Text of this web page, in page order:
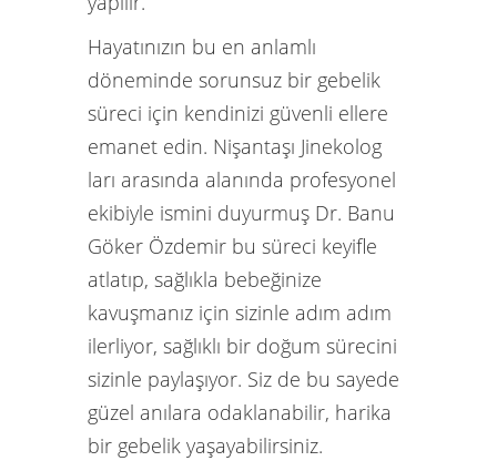
Hayatınızın bu en anlamlı
döneminde sorunsuz bir gebelik
süreci için kendinizi güvenli ellere
emanet edin. Nişantaşı Jinekolog
ları arasında alanında profesyonel
ekibiyle ismini duyurmuş Dr. Banu
Göker Özdemir bu süreci keyifle
atlatıp, sağlıkla bebeğinize
kavuşmanız için sizinle adım adım
ilerliyor, sağlıklı bir doğum sürecini
sizinle paylaşıyor. Siz de bu sayede
güzel anılara odaklanabilir, harika
bir gebelik yaşayabilirsiniz.